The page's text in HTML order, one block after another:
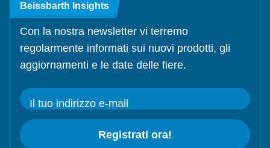
Beissbarth Insights
Con la nostra newsletter vi terremo
regolarmente informati sui nuovi prodotti, gli
aggiornamenti e le date delle fiere.
Il tuo indirizzo e-mail
Registrati ora!